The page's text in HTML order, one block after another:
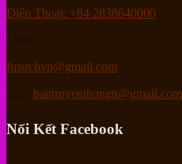
Điện Thoại: +84 2838640000
fmsrchvn@gmail.com
bantruyenthongtt@gmail.com
Nối Kết Facebook